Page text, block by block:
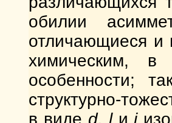
обилии
отличающиеся и
химическим, в
особенности;
структурно-
в виде d, lиi